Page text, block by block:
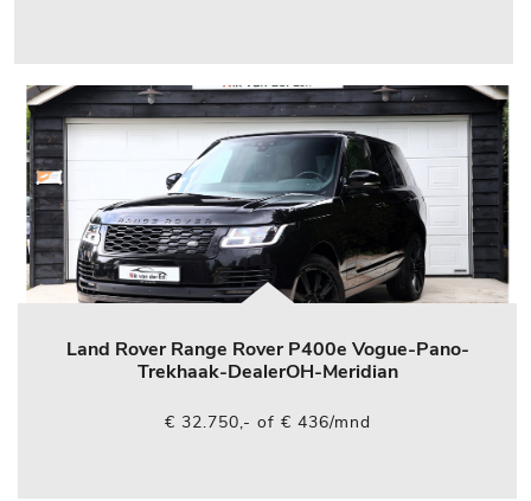
Land Rover Range Rover P400e Vogue-Pano-
Trekhaak-DealerOH-Meridian
€ 32.750,- of € 436/mnd